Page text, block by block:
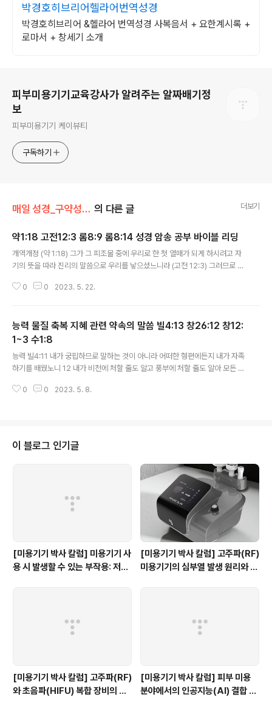
박경호히브리어헬라어번역성경
박경호히브리어 &헬라어 번역성경 사복음서 + 요한계시록 +
로마서 + 창세기 소개
피부미용기기교육강사가 알려주는 알짜배기정
보
피부미용기기 케이뷰티
구독하기
매일 성경_구약성경/암송구절 의 다른 글 더보기
약1:18 고전12:3 롬8:9 롬8:14 성경 암송 공부 바이블 리딩
개역개정 (약 1:18) 그가 그 피조물 중에 우리로 한 첫 열매가 되게 하시려고 자
기의 뜻을 따라 진리의 말씀으로 우리를 낳으셨느니라 (고전 12:3) 그러므로 내
라 하지 아니하고 또 성령으로 아니하고는 누구든지 예수를 주시라 할 수 없느
(롬 8:14) 무릇 하나님의 영으로 인도함을 받는 사람은 곧 하나님의 아들이라
개역한글 (약 1:18) 그가 그 조물 중에 우리로 한 첫 열매가 되게 하시려고 자기
의 뜻을 좇아 진리의 말씀으로 우리를 낳으셨느니라 (고전 12:3) 그러므로..
0 0 2023. 5. 22.
능력 물질 축복 지혜 관련 약속의 말씀 빌4:13 창26:12 창12:
1~3 수1:8
능력 빌4:11 내가 궁핍하므로 말하는 것이 아니라 어떠한 형편에든지 내가 자족
하기를 배웠노니 12 내가 비천에 처할 줄도 알고 풍부에 처할 줄도 알아 모든 일
주시는 자 안에서 내가 모든 것을 할 수 있느니라 물질 축복 창26:12. 이삭이 그
내가 너로 큰 민족을 이루고 네게 복을 주어 네 이름을 창대케 하리니 너는 복의
근원이 될찌라 3. 너를 축복하는 자에게는 내가 복을 내리고 너를 ..
0 0 2023. 5. 8.
이 블로그 인기글
[미용기기 박사 칼럼] 미용기기 사
용 시 발생할 수 있는 부작용: 저온
[미용기기 박사 칼럼] 고주파(RF)
미용기기의 심부열 발생 원리와 피
[미용기기 박사 칼럼] 고주파(RF)
와 초음파(HIFU) 복합 장비의 시
[미용기기 박사 칼럼] 피부 미용
분야에서의 인공지능(AI) 결합 디